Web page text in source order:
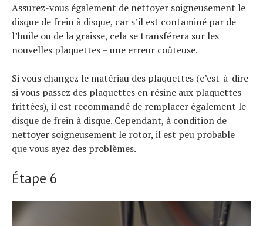
Assurez-vous également de nettoyer soigneusement le
disque de frein à disque, car s’il est contaminé par de
l’huile ou de la graisse, cela se transférera sur les
nouvelles plaquettes – une erreur coûteuse.
Si vous changez le matériau des plaquettes (c’est-à-dire
si vous passez des plaquettes en résine aux plaquettes
frittées), il est recommandé de remplacer également le
disque de frein à disque. Cependant, à condition de
nettoyer soigneusement le rotor, il est peu probable
que vous ayez des problèmes.
Étape 6